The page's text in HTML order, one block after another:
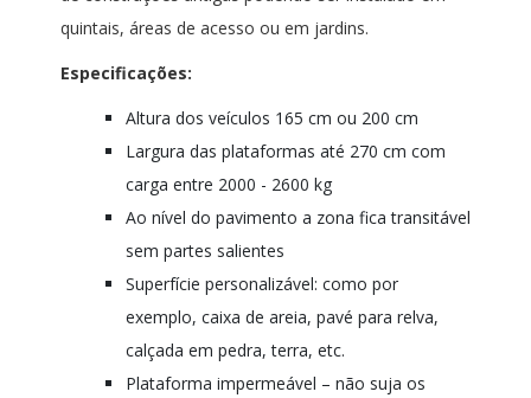
quintais, áreas de acesso ou em jardins.
Especificações:
Altura dos veículos 165 cm ou 200 cm
Largura das plataformas até 270 cm com
carga entre 2000 - 2600 kg
Ao nível do pavimento a zona fica transitável
sem partes salientes
Superfície personalizável: como por
exemplo, caixa de areia, pavé para relva,
calçada em pedra, terra, etc.
Plataforma impermeável – não suja os